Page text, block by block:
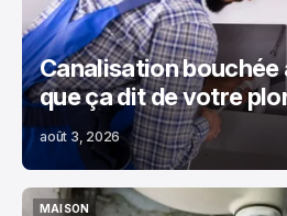
Canalisation bouchée
que ça dit de votre
août 3, 2026
MAISON